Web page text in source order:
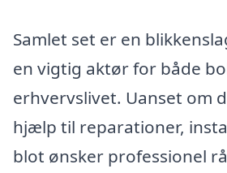
Samlet set er en
en vigtig aktør for både
erhvervslivet. Uanset om
hjælp til reparationer,
blot ønsker professionel